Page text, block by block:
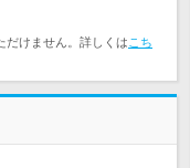
けません。詳しくは こち